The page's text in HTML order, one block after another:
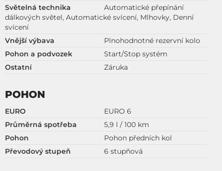
Světelná technika
Automatické přepínání
dálkových světel, Automatické svícení, Mlhovky, Denní
svícení
Vnější výbava
Plnohodnotné rezervní kolo
Pohon a podvozek
Start/Stop systém
Ostatní
Záruka
POHON
EURO
EURO 6
Průměrná spotřeba
5,9 l / 100 km
Pohon
Pohon předních kol
Převodový stupeň
6 stupňová